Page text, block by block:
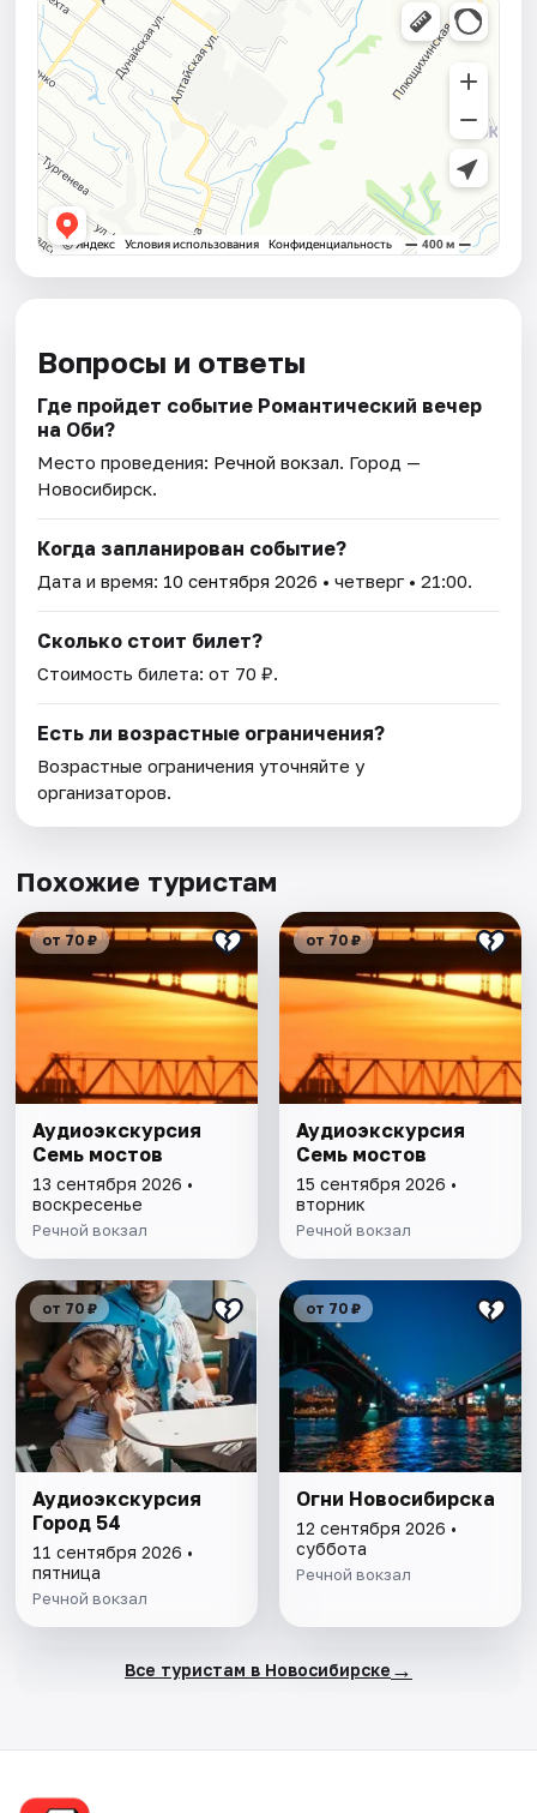
Вопросы и ответы
Где пройдет событие Романтический вечер
на Оби?
Место проведения: Речной вокзал. Город —
Новосибирск.
Когда запланирован событие?
Дата и время: 10 сентября 2026 • четверг • 21:00.
Сколько стоит билет?
Стоимость билета: от 70 ₽.
Есть ли возрастные ограничения?
Возрастные ограничения уточняйте у
организаторов.
Похожие туристам
от 70 ₽
Аудиоэкскурсия
Семь мостов
13 сентября 2026 •
воскресенье
Речной вокзал
от 70 ₽
Аудиоэкскурсия
Семь мостов
15 сентября 2026 •
вторник
Речной вокзал
от 70 ₽
Аудиоэкскурсия
Город 54
11 сентября 2026 •
пятница
Речной вокзал
от 70 ₽
Огни Новосибирска
12 сентября 2026 •
суббота
Речной вокзал
Все туристам в Новосибирске →